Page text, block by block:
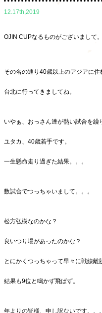
12.17th,2019
OJIN CUPなるものがございまして
その名の通り40歳以上のアジアに
台北に行ってきましてね。
いやぁ、おっさん達が熱い試合を繰
ユタカ、40歳若手です。
一生懸命走り過ぎた結果。。。
数試合でつっちゃいまして。。。
松方弘樹なのかな？
良いつり場があったのかな？
とにかくつっちゃって早々に戦線離
結果も9位と鳴かず飛ばず。
年よりの皆様、申し訳ないです。。